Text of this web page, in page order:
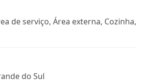
de serviço, Área externa, Cozinha,
do Sul